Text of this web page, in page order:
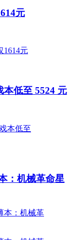
元
本低至 5524 元
：机械革命星